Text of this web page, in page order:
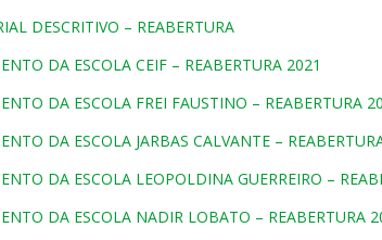
DESCRITIVO – REABERTURA
DA ESCOLA CEIF – REABERTURA 2021
DA ESCOLA FREI FAUSTINO – REABERTURA
DA ESCOLA JARBAS CALVANTE –
DA ESCOLA LEOPOLDINA GUERREIRO –
DA ESCOLA NADIR LOBATO – REABERTURA